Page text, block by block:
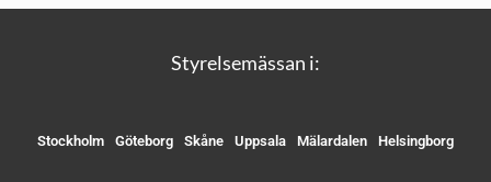
Styrelsemässan i:
Stockholm Göteborg Skåne Uppsala Mälardalen Helsingborg